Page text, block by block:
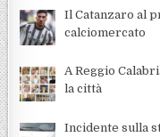
Il Catanzaro al
calciomercato
A Reggio
la città
Incidente sulla